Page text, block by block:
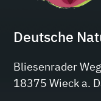
Deutsche
Bliesenrader
18375 Wieck a.